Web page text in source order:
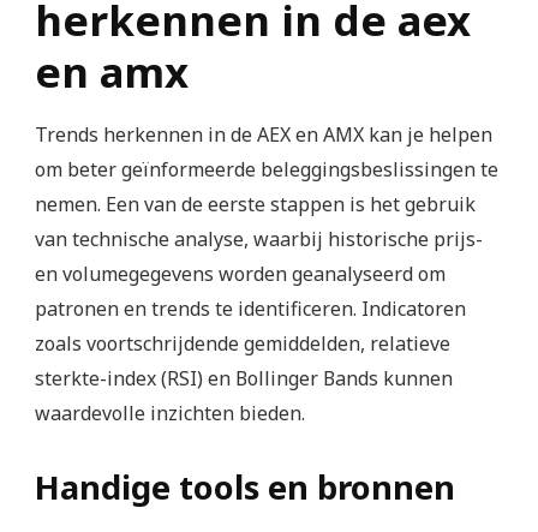
herkennen in de aex
en amx
Trends herkennen in de AEX en AMX kan je helpen
om beter geïnformeerde beleggingsbeslissingen te
nemen. Een van de eerste stappen is het gebruik
van technische analyse, waarbij historische prijs-
en volumegegevens worden geanalyseerd om
patronen en trends te identificeren. Indicatoren
zoals voortschrijdende gemiddelden, relatieve
sterkte-index (RSI) en Bollinger Bands kunnen
waardevolle inzichten bieden.
Handige tools en bronnen